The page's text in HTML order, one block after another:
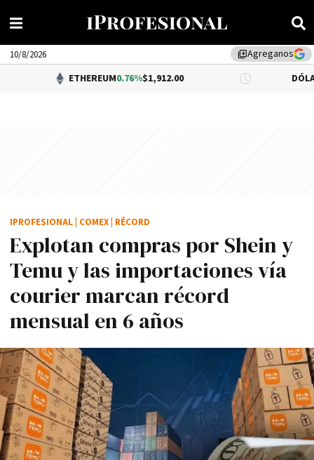
library_addAgreganos
10/8/2026
ETHEREUM0.76%$1,912.00 DÓLAR BNA 0.34%
Explotan compras por Shein y
Temu y las importaciones vía
courier marcan récord
mensual en 6 años
IPROFESIONAL COMEX RÉCORD